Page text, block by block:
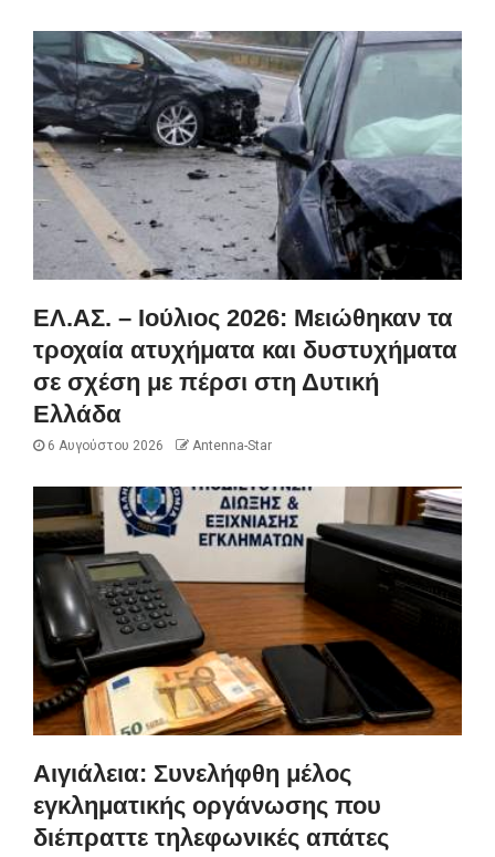
ΕΛ.ΑΣ. – Ιούλιος 2026: Μειώθηκαν τα
τροχαία ατυχήματα και δυστυχήματα
σε σχέση με πέρσι στη Δυτική
Ελλάδα
6 Αυγούστου 2026 Antenna-Star
Αιγιάλεια: Συνελήφθη μέλος
εγκληματικής οργάνωσης που
διέπραττε τηλεφωνικές απάτες